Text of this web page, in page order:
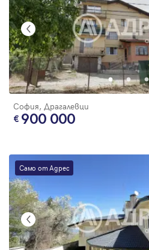
София, Драгалевци
900 000
Само от Адрес